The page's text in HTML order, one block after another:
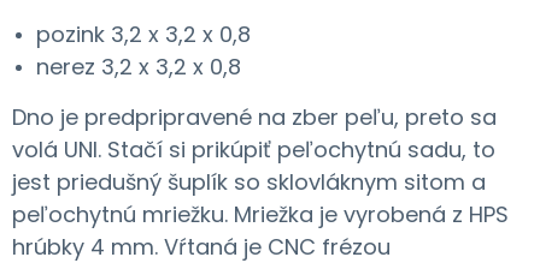
pozink 3,2 x 3,2 x 0,8
nerez 3,2 x 3,2 x 0,8
Dno je predpripravené na zber peľu, preto sa
volá UNI. Stačí si prikúpiť peľochytnú sadu, to
jest priedušný šuplík so sklovláknym sitom a
peľochytnú mriežku. Mriežka je vyrobená z HPS
hrúbky 4 mm. Vŕtaná je CNC frézou